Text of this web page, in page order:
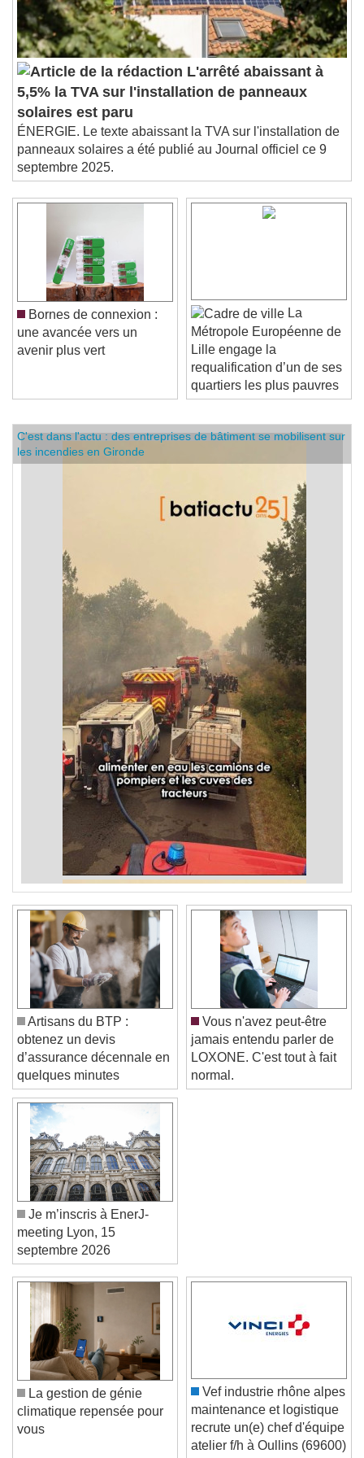
L'arrêté abaissant à
5,5% la TVA sur l'installation de panneaux
solaires est paru
ÉNERGIE. Le texte abaissant la TVA sur l'installation de
panneaux solaires a été publié au Journal officiel ce 9
septembre 2025.
Bornes de connexion :
une avancée vers un
La
Métropole Européenne de
Lille engage la
requalification d’un de ses
quartiers les plus pauvres
Video Player is loading.
Play Video
Play
Skip Backward
Skip Forward
Unmute
Current Time0:00
C'est dans l'actu : des entreprises de bâtiment se mobilisent sur
les incendies en Gironde
Artisans du BTP :
obtenez un devis
d’assurance décennale en
quelques minutes
Vous n'avez peut-être
jamais entendu parler de
LOXONE. C'est tout à fait
normal.
Je m’inscris à EnerJ-
meeting Lyon, 15
septembre 2026
La gestion de génie
climatique repensée pour
Vef industrie rhône alpes
maintenance et logistique
recrute un(e) chef d'équipe